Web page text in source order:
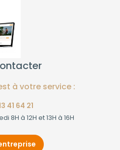
à votre service :
41 64 21
8H à 12H et 13H à 16H